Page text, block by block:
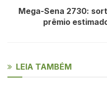
Mega-Sena 2730:
prêmio
LEIA TAMBÉM